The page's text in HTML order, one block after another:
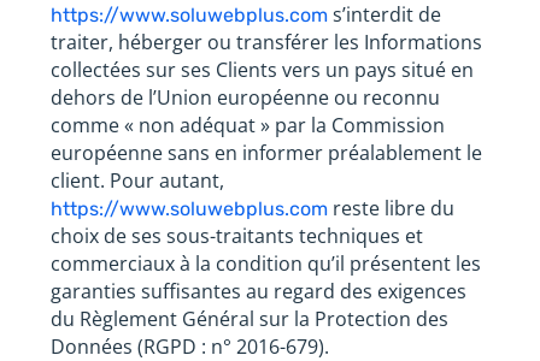
https://www.soluwebplus.com s’interdit de
traiter, héberger ou transférer les Informations
collectées sur ses Clients vers un pays situé en
dehors de l’Union européenne ou reconnu
comme « non adéquat » par la Commission
européenne sans en informer préalablement le
client. Pour autant,
https://www.soluwebplus.com reste libre du
choix de ses sous-traitants techniques et
commerciaux à la condition qu’il présentent les
garanties suffisantes au regard des exigences
du Règlement Général sur la Protection des
Données (RGPD : n° 2016-679).